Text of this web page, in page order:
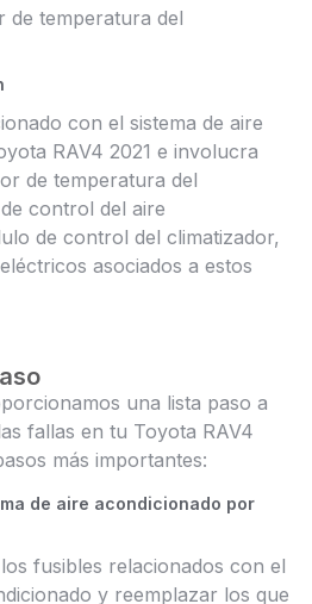
de temperatura del
con el sistema de aire
RAV4 2021 e involucra
de temperatura del
control del aire
de control del climatizador,
asociados a estos
una lista paso a
fallas en tu Toyota RAV4
más importantes:
de aire acondicionado por
fusibles relacionados con el
y reemplazar los que